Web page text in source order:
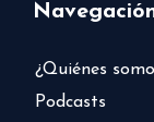
¿Quiénes
Podcasts